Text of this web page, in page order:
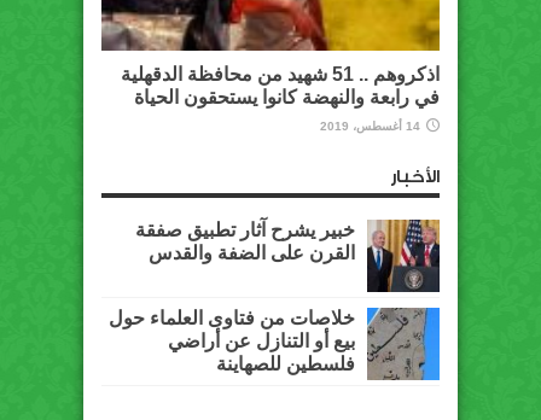
اذكروهم .. 51 شهيد من محافظة الدقهلية
في رابعة والنهضة كانوا يستحقون الحياة
14 أغسطس، 2019
الأخبار
خبير يشرح آثار تطبيق صفقة
القرن على الضفة والقدس
خلاصات من فتاوى العلماء حول
بيع أو التنازل عن أراضي
فلسطين للصهاينة